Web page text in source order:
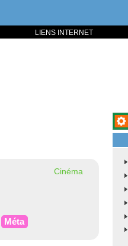
LIENS INTERNET
Cinéma
Méta